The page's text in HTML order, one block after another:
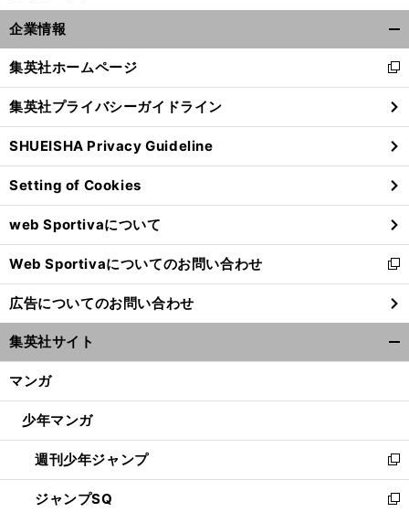
前
へ
企業情報
閉
る
集英社ホームページ
新
し
い
ウ
ィ
ン
ド
ウ
で
開
く
集英社プライバシーガイドライン
SHUEISHA Privacy Guideline
Setting of Cookies
web Sportivaについて
Web Sportivaについてのお問い合わせ
新
し
い
ウ
ィ
ン
ウ
開
く
広告についてのお問い合わせ
集英社サイト
マンガ
少年マンガ
週刊少年ジャンプ
新
し
い
ジャンプSQ
新